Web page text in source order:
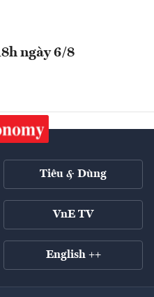
ngày 6/8
Tiêu & Dùng
VnE TV
English ++